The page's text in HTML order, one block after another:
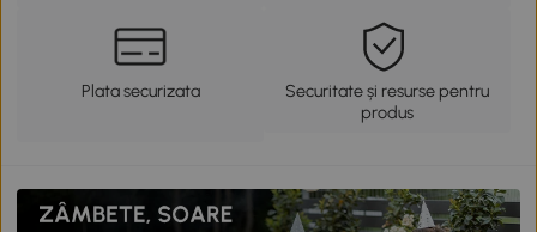
Plata securizata
Securitate și resurse pentru
produs